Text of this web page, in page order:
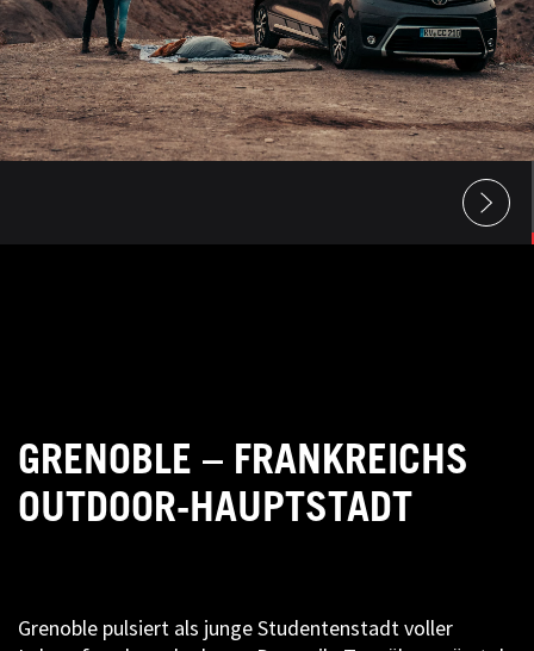
GRENOBLE – FRANKREICHS
OUTDOOR-HAUPTSTADT
Grenoble pulsiert als junge Studentenstadt voller